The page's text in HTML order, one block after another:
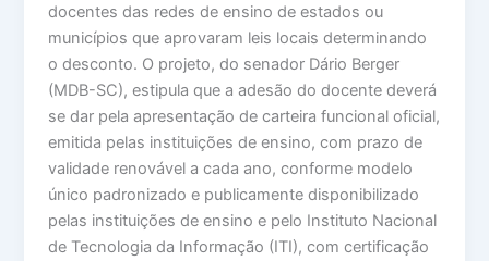
docentes das redes de ensino de estados ou
municípios que aprovaram leis locais determinando
o desconto. O projeto, do senador Dário Berger
(MDB-SC), estipula que a adesão do docente deverá
se dar pela apresentação de carteira funcional oficial,
emitida pelas instituições de ensino, com prazo de
validade renovável a cada ano, conforme modelo
único padronizado e publicamente disponibilizado
pelas instituições de ensino e pelo Instituto Nacional
de Tecnologia da Informação (ITI), com certificação